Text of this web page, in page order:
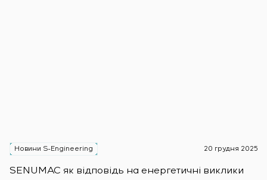
Новини S-Engineering 20 грудня 2025
SENUMAC як відповідь на енергетичні виклики